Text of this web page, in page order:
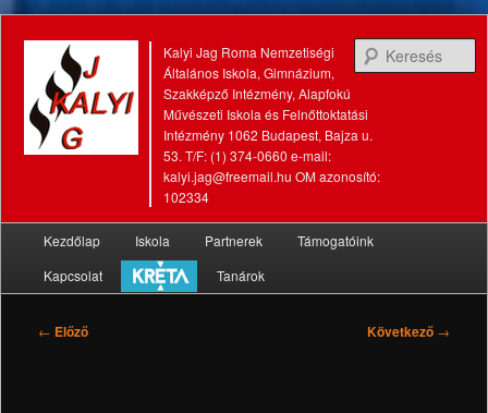
Kalyi Jag Roma Nemzetiségi
Általános Iskola, Gimnázium,
Szakképző Intézmény, Alapfokú
Művészeti Iskola és Felnőttoktatási
Intézmény 1062 Budapest, Bajza u.
53. T/F: (1) 374-0660 e-mail:
kalyi.jag@freemail.hu OM azonosító:
102334
Tovább
az
Tovább
a
Kezdőlap Iskola Partnerek
Támogatóink
Kapcsolat
Tanárok
Bejegyzés
← Előző Következő →